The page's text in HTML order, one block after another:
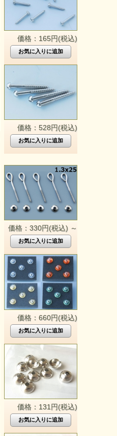
価格：165円(税込)
価格：528円(税込)
価格：330円(税込) ～
価格：660円(税込)
価格：131円(税込)